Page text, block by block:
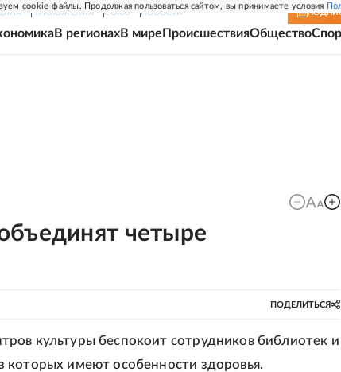
cookie-файлы. Продолжая пользоваться сайтом, вы принимаете условия
ПРИЛОЖЕНИЯ СОЮЗ НОВОСТИ
В регионахВ мире ПроисшествияОбщество
четыре
ПОДЕЛИТЬСЯ
культуры беспокоит сотрудников библиотек и
которых имеют особенности здоровья.